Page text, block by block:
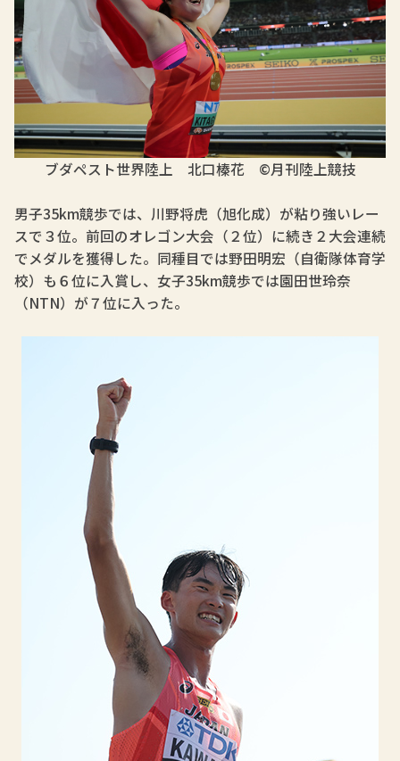
ブダペスト世界陸上 北口榛花 ©月刊陸上競技
男子35km競歩では、川野将虎（旭化成）が粘り強いレー
スで３位。前回のオレゴン大会（２位）に続き２大会連続
でメダルを獲得した。同種目では野田明宏（自衛隊体育学
校）も６位に入賞し、女子35km競歩では園田世玲奈
（NTN）が７位に入った。